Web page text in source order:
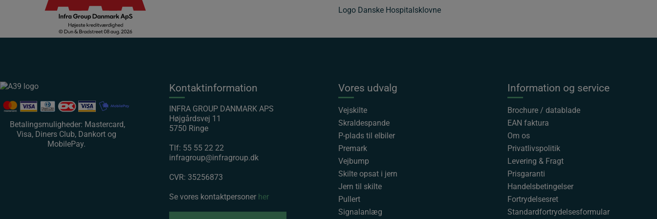
Logo Danske Hospitalsklovne
Betalingsmuligheder: Mastercard,
Visa, Diners Club, Dankort og
MobilePay.
Kontaktinformation
INFRA GROUP DANMARK APS
Højgårdsvej 11
5750 Ringe
Tlf: 55 55 22 22
infragroup@infragroup.dk
CVR: 35256873
Se vores kontaktpersoner her
Vores udvalg
Vejskilte
Skraldespande
P-plads til elbiler
Premark
Vejbump
Skilte opsat i jern
Jern til skilte
Pullert
Signalanlæg
Information og service
Brochure / datablade
EAN faktura
Om os
Privatlivspolitik
Levering & Fragt
Prisgaranti
Handelsbetingelser
Fortrydelsesret
Standardfortrydelsesformular